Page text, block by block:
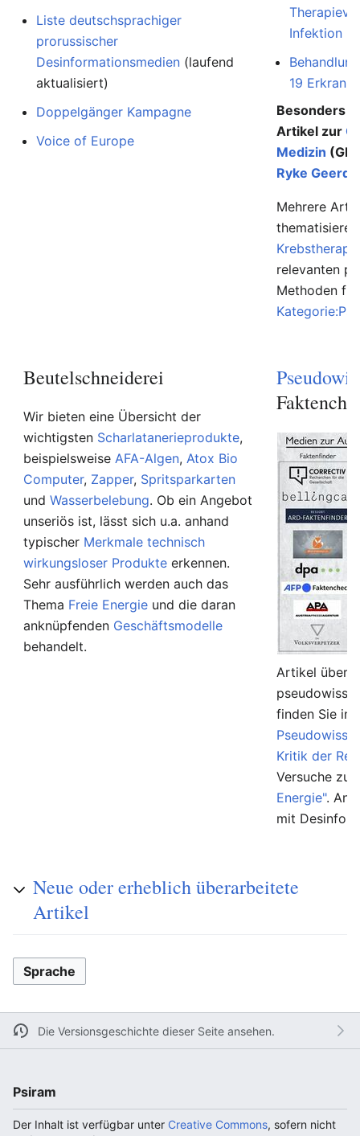
Liste deutschsprachiger
prorussischer
Desinformationsmedien (laufend
aktualisiert)
Doppelgänger Kampagne
Voice of Europe
Infektion
19
Besonders
Artikel zur
Medizin
Ryke Geerd
Mehrere
relevanten
Methoden
Beutelschneiderei
Wir bieten eine Übersicht der
wichtigsten Scharlatanerieprodukte,
beispielsweiseAFA-Algen,Atox Bio
Computer, Zapper, Spritsparkarten
undWasserbelebung. Ob ein Angebot
unseriös ist, lässt sich u.a. anhand
typischer Merkmale technisch
wirkungsloser Produkte erkennen.
Sehr ausführlich werden auch das
Thema Freie Energie und die daran
anknüpfenden Geschäftsmodelle
behandelt.
Artikel über
finden Sie in
Kritik der
Versuche
Energie".
mit
Neue oder erheblich überarbeitete
Artikel
Sprache
Die Versionsgeschichte dieser Seite ansehen.
Psiram
Der Inhalt ist verfügbar unter Creative Commons, sofern nicht